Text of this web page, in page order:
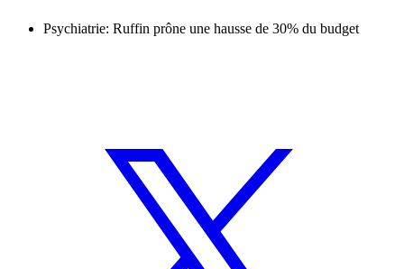
Psychiatrie: Ruffin prône une hausse de 30% du budget